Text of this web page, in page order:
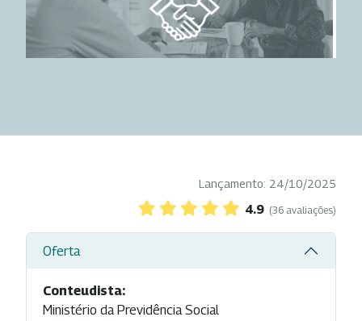
Lançamento: 24/10/2025
4.9 (36 avaliações)
Oferta
Conteudista:
Ministério da Previdência Social